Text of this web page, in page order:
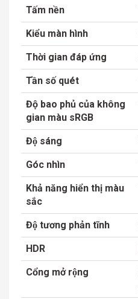
Tấm nền
Kiểu màn hình
Thời gian đáp ứng
Tần số quét
Độ bao phủ của không
gian màu sRGB
Độ sáng
Góc nhìn
Khả năng hiển thị màu
sắc
Độ tương phản tĩnh
HDR
Cổng mở rộng